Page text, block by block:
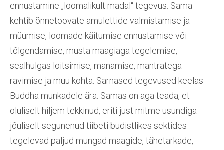
ennustamine „loomalikult madal“ tegevus. Sama
kehtib õnnetoovate amulettide valmistamise ja
müümise, loomade käitumise ennustamise või
tõlgendamise, musta maagiaga tegelemise,
sealhulgas loitsimise, manamise, mantratega
ravimise ja muu kohta. Sarnased tegevused keelas
Buddha munkadele ära. Samas on aga teada, et
oluliselt hiljem tekkinud, eriti just mitme usundiga
jõuliselt segunenud tiibeti budistlikes sektides
tegelevad paljud mungad maagide, tähetarkade,